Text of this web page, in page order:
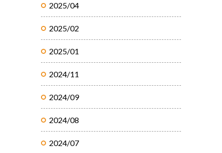
2025/04
2025/02
2025/01
2024/11
2024/09
2024/08
2024/07